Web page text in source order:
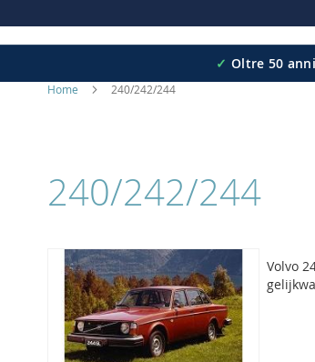
✓ Oltre 50
Home 240/242/244
240/242/244
Volvo